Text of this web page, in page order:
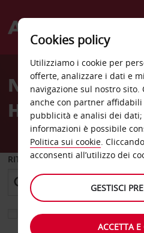
Welcome
AvisNoleggio auto
Humphrey
RITIRO DA
Scegli una località di
Cookies policy
Utilizziamo i cookie per
offerte, analizzare i dati e
navigazione sul nostro sito.
anche con partner affidabili
pubblicità e analisi dei
informazioni è possibile
Politica sui cookie.
acconsenti all’utilizzo dei
GESTISCI
ACCETTA